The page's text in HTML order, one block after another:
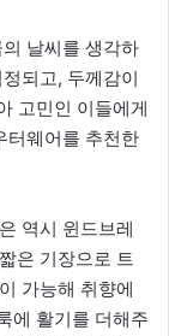
날씨를 생각하
되고, 두께감이
고민인 이들에게
터웨어를 추천한
역시 윈드브레
은 기장으로 트
가능해 취향에
에 활기를 더해주